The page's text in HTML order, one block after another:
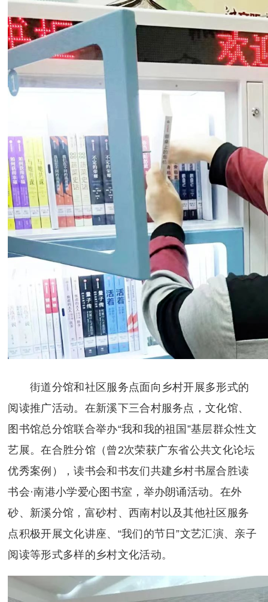
街道分馆和社区服务点面向乡村开展多形式的
阅读推广活动。在新溪下三合村服务点，文化馆、
图书馆总分馆联合举办“我和我的祖国”基层群众性文
艺展。在合胜分馆（曾2次荣获广东省公共文化论坛
优秀案例），读书会和书友们共建乡村书屋合胜读
书会·南港小学爱心图书室，举办朗诵活动。在外
砂、新溪分馆，富砂村、西南村以及其他社区服务
点积极开展文化讲座、“我们的节日”文艺汇演、亲子
阅读等形式多样的乡村文化活动。